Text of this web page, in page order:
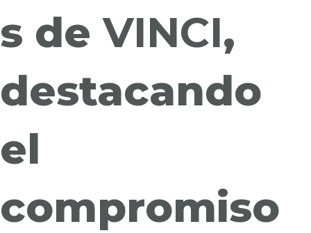
s deVINCI,
destacando
el
compromiso